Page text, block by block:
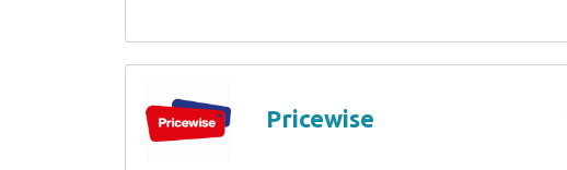
Pricewise